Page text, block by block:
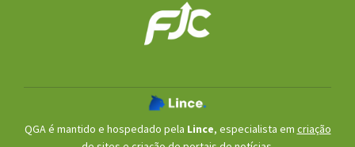
QGA é mantido e hospedado pela Lince, especialista em criação